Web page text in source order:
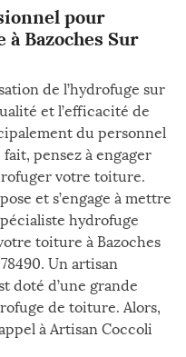
pour
Bazoches Sur
de l’hydrofuge sur
et l’efficacité de
du personnel
pensez à engager
votre toiture.
et s’engage à mettre
hydrofuge
toiture à Bazoches
Un artisan
doté d’une grande
de toiture. Alors,
à Artisan Coccoli